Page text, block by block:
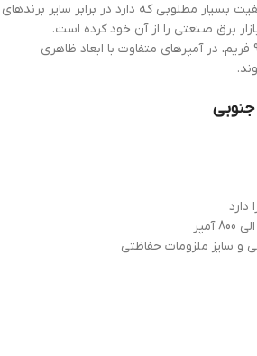
بسیار مطلوبی که دارد در برابر سایر برندهای
برق صنعتی را از آن خود کرده است.
کنتاکتورهای شرکت در فالب 9 فریم، در آمپرهای متفاوت با ابعاد ظاهری
جنوبی
و سایز ملزومات حفاظتی